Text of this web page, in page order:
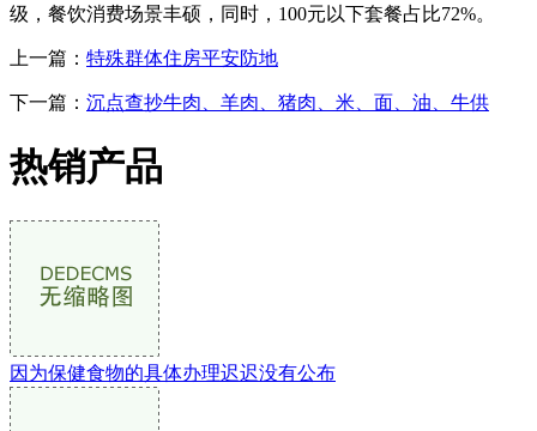
级，餐饮消费场景丰硕，同时，100元以下套餐占比72%。
上一篇： 特殊群体住房平安防地
下一篇： 沉点查抄牛肉、羊肉、猪肉、米、面、油、牛供
热销产品
因为保健食物的具体办理迟迟没有公布